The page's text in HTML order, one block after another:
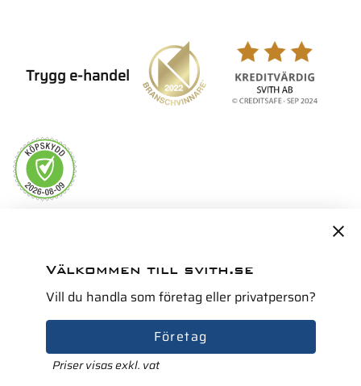
Trygg e-handel
Välkommen till svith.se
Vill du handla som företag eller privatperson?
Företag
Priser visas exkl. vat